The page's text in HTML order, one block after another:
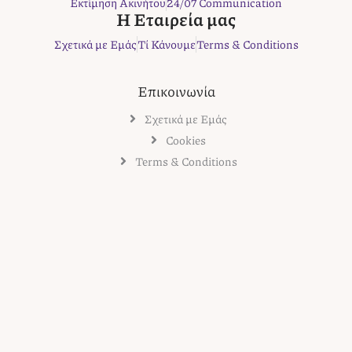
m t
Η Εταιρεία μας
Σχετικά με ΕμάςΤί ΚάνουμεTerms & Conditions
Επικοινωνία
Σχετικά με Εμάς
Cookies
Terms & Conditions